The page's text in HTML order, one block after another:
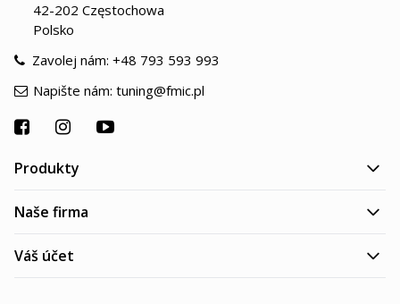
42-202 Częstochowa
Polsko
Zavolej nám: +48 793 593 993
Napište nám: tuning@fmic.pl
Produkty
Naše firma
Váš účet